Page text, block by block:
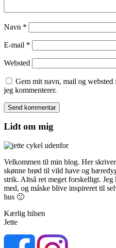
Navn *
E-mail *
Websted
Gem mit navn, mail og
jeg kommenterer.
Lidt om mig
Velkommen til min blog. Her
skønne brød til vild have og
strik. Altså ret meget forskelligt.
med, og måske blive inspireret til
hus 🙂
Kærlig hilsen
Jette